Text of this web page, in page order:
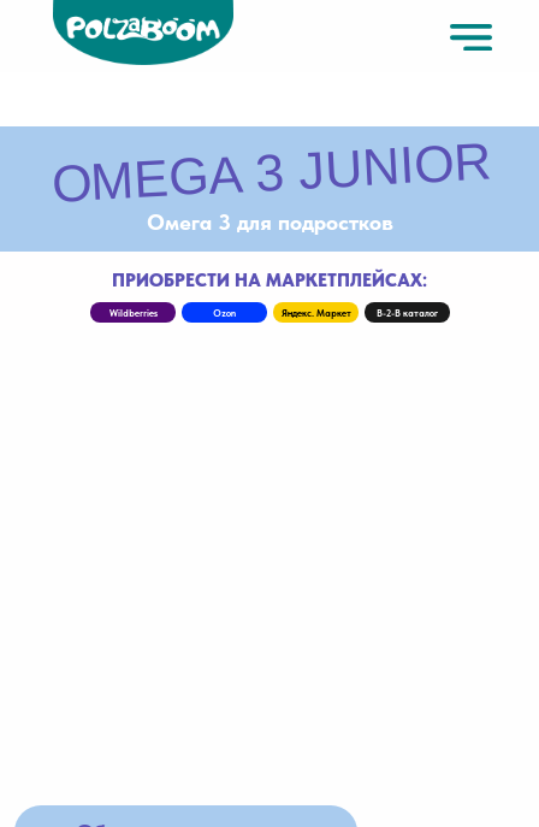
OMEGA 3 JUNIOR
Омега 3 для подростков
ПРИОБРЕСТИ НА МАРКЕТПЛЕЙСАХ:
Wildberries Ozon Яндекс. Маркет B-2-B каталог